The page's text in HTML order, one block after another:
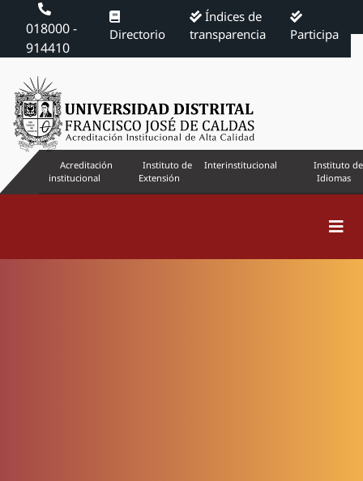
018000 -
914410
Directorio
Índices de
transparencia
Participa
Acreditación
institucional
Instituto de
Extensión
Interinstitucional
Instituto de
Idiomas